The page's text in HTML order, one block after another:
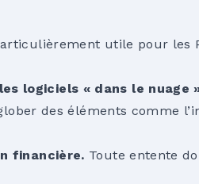
utile pour les
logiciels « dans le nuage
des éléments comme
financière. Toute entente